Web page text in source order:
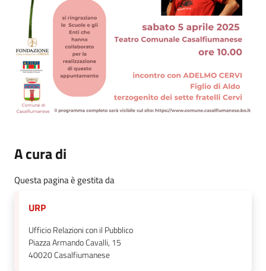
A cura di
Questa pagina è gestita da
URP
Ufficio Relazioni con il Pubblico
Piazza Armando Cavalli, 15
40020Casalfiumanese